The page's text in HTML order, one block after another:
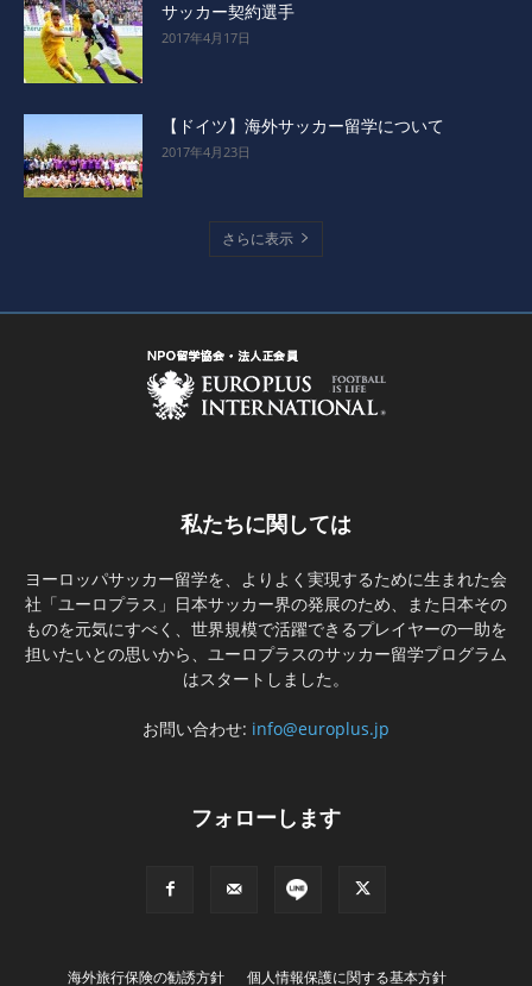
サッカー契約選手
2017年4月17日
【ドイツ】海外サッカー留学について
2017年4月23日
さらに表示
私たちに関しては
ヨーロッパサッカー留学を、よりよく実現するために生まれた会
社「ユーロプラス」日本サッカー界の発展のため、また日本その
ものを元気にすべく、世界規模で活躍できるプレイヤーの一助を
担いたいとの思いから、ユーロプラスのサッカー留学プログラム
はスタートしました。
お問い合わせ: info@europlus.jp
フォローします
海外旅行保険の勧誘方針 個人情報保護に関する基本方針